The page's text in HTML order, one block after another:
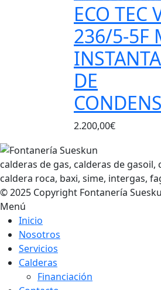
ECO TEC
236/5-5F
DE
2.200,00€
calderas de gas, calderas de
caldera roca, baxi, sime, intergas,
© 2025 Copyright Fontanería
Menú
Inicio
Nosotros
Servicios
Calderas
Financiación